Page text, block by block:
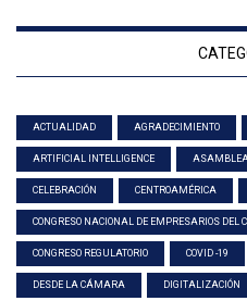
ACTUALIDAD AGRADECIMIENTO
ARTIFICIAL INTELLIGENCE
CELEBRACIÓN CENTROAMÉRICA
CONGRESO NACIONAL DE EMPRESARIOS DEL
CONGRESO REGULATORIO COVID -19
DESDE LA CÁMARA DIGITALIZACIÓN